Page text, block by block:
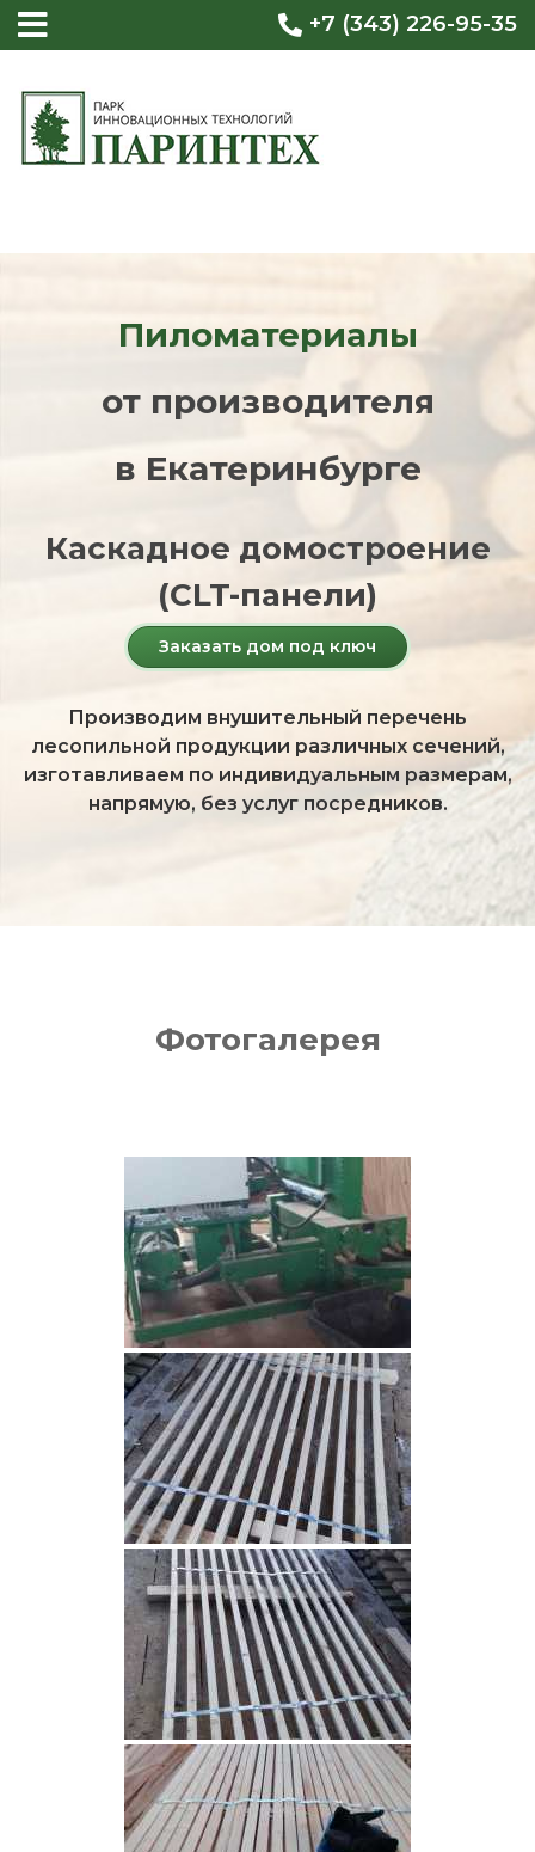
+7 (343) 226-95-35
Пиломатериалы
от производителя
в Екатеринбурге
Каскадное домостроение
(CLT-панели)
Заказать дом под ключ
Производим внушительный перечень
лесопильной продукции различных сечений,
изготавливаем по индивидуальным размерам,
напрямую, без услуг посредников.
Фотогалерея